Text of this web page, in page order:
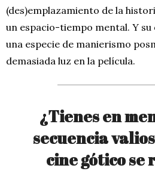
(des)emplazamiento de la
un espacio-tiempo mental. Y
una especie de manierismo
demasiada luz en la película.
¿Tienes en
secuencia
cine gótico se